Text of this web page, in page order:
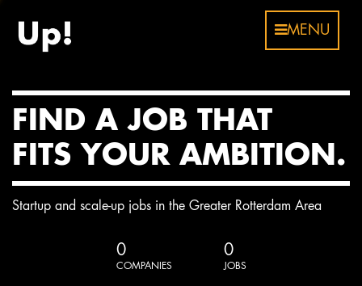
MENU
FIND A JOB THAT
FITS YOUR AMBITION.
Startup and scale-up jobs in the Greater Rotterdam Area
0
COMPANIES
0
JOBS